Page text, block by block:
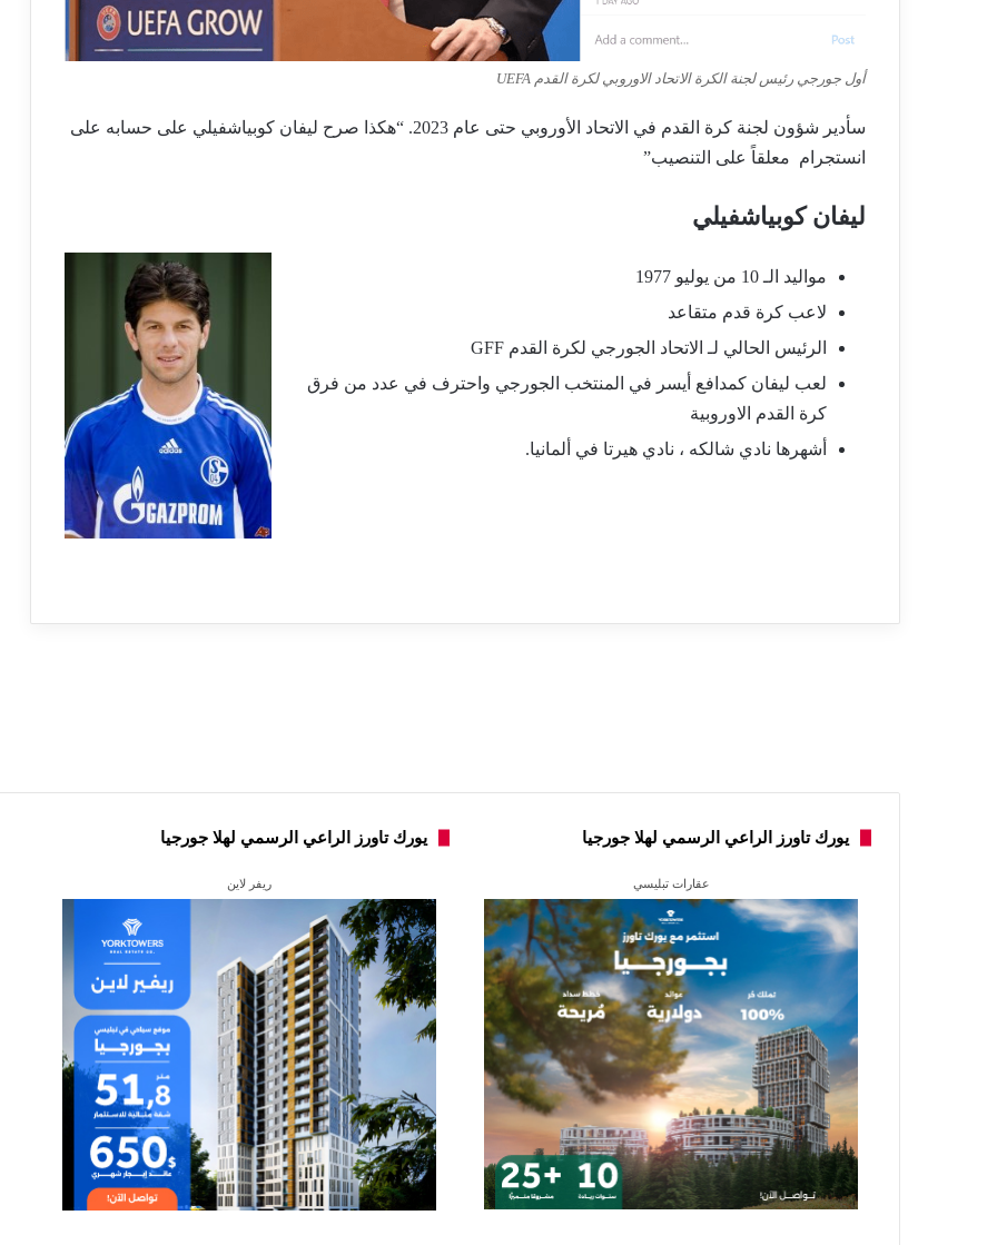
أول جورجي رئيس لجنة الكرة الاتحاد الاوروبي لكرة القدم UEFA
سأدير شؤون لجنة كرة القدم في الاتحاد الأوروبي حتى عام 2023. “
هكذا صرح ليفان كوبياشفيلي على حسابه على
انستجرام معلقاً على التنصيب”
ليفان كوبياشفيلي
مواليد الـ 10 من يوليو 1977
لاعب كرة قدم متقاعد
الرئيس الحالي لـ الاتحاد الجورجي لكرة القدم GFF
لعب ليفان كمدافع أيسر في المنتخب الجورجي واحترف في عدد من فرق
كرة القدم الاوروبية
أشهرها نادي شالكه ، نادي هيرتا في ألمانيا.
يورك تاورز الراعي الرسمي لهلا جورجيا
عقارات تبليسي
يورك تاورز الراعي الرسمي لهلا جورجيا
ريفر لاين